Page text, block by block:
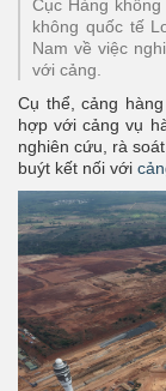
Cục Hàng
không quốc tế
Nam về việc
với cảng.
Cụ thể, cảng
hợp với cảng vụ
nghiên cứu, rà
buýt kết nối với